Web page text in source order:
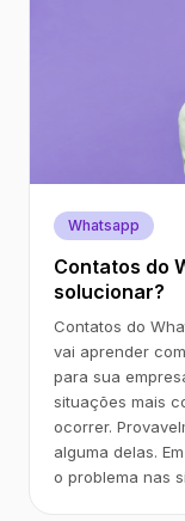
Whatsapp
Contatos do
solucionar?
Contatos do
vai aprender
para sua
situações mais
ocorrer.
alguma delas.
o problema nas